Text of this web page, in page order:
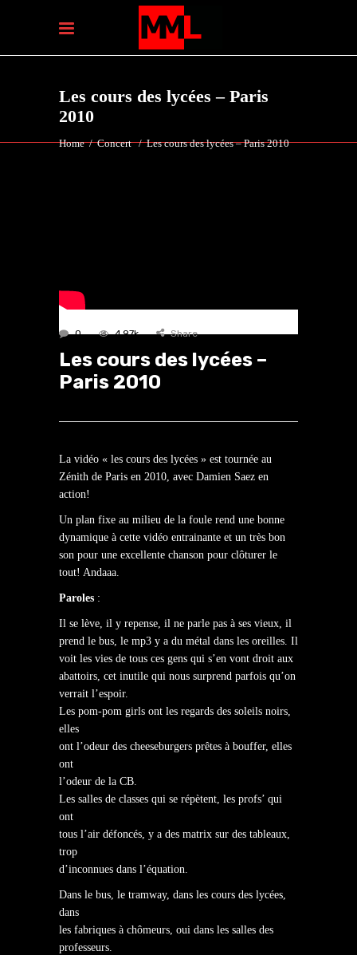
Les cours des lycées – Paris
2010
Home/Concert /Les cours des lycées – Paris 2010
0 4.97k Share
Les cours des lycées –
Paris 2010
La vidéo « les cours des lycées » est tournée au
Zénith de Paris en 2010, avec Damien Saez en
action!
Un plan fixe au milieu de la foule rend une bonne
dynamique à cette vidéo entrainante et un très bon
son pour une excellente chanson pour clôturer le
tout! Andaaa.
Paroles :
Il se lève, il y repense, il ne parle pas à ses vieux, il
prend le bus, le mp3 y a du métal dans les oreilles. Il
voit les vies de tous ces gens qui s’en vont droit aux
abattoirs, cet inutile qui nous surprend parfois qu’on
verrait l’espoir.
Les pom-pom girls ont les regards des soleils noirs,
elles
ont l’odeur des cheeseburgers prêtes à bouffer, elles
ont
l’odeur de la CB.
Les salles de classes qui se répètent, les profs’ qui
ont
tous l’air défoncés, y a des matrix sur des tableaux,
trop
d’inconnues dans l’équation.
Dans le bus, le tramway, dans les cours des lycées,
dans
les fabriques à chômeurs, oui dans les salles des
professeurs.